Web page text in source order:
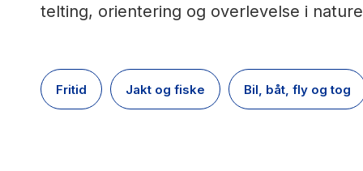
telting, orientering og overlevelse i
Fritid Jakt og fiske Bil, båt, fly og tog